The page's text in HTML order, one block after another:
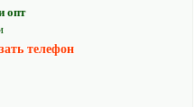
опт
телефон